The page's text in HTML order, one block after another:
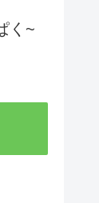
く~